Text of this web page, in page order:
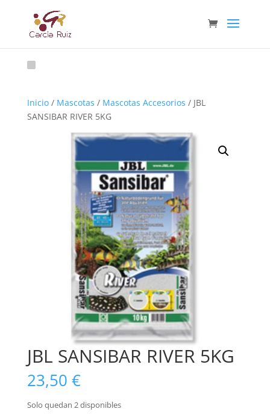
Inicio/ Mascotas / Mascotas Accesorios / JBL
SANSIBAR RIVER 5KG
JBL SANSIBAR RIVER 5KG
23,50 €
Solo quedan 2 disponibles